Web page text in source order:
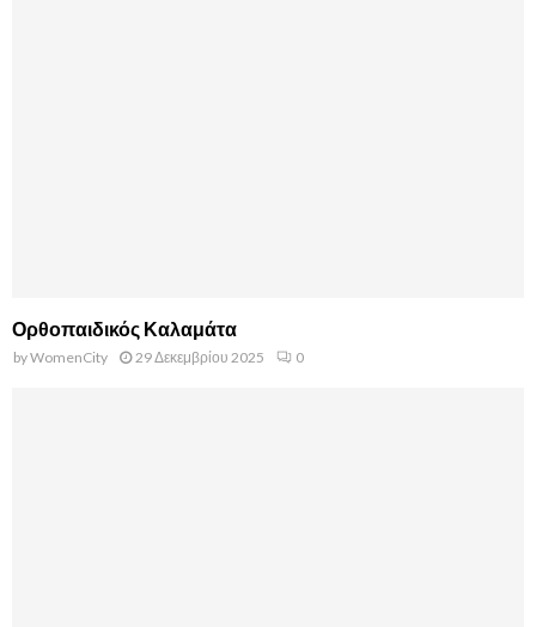
Ορθοπαιδικός Καλαμάτα
byWomenCity 29 Δεκεμβρίου 2025 0